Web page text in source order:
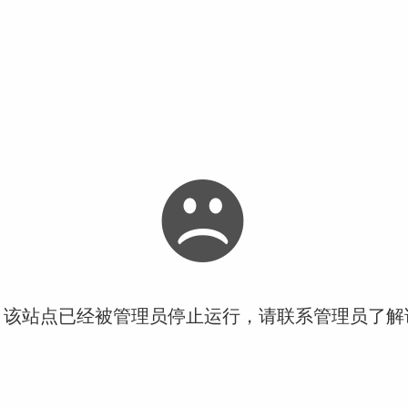
站点已经被管理员停止运行，请联系管理员了